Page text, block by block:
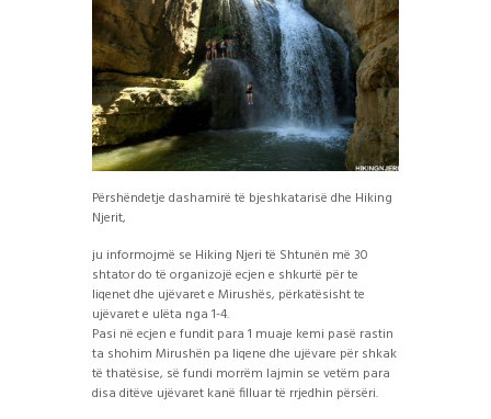
Përshëndetje dashamirë të bjeshkatarisë dhe Hiking
Njerit,
ju informojmë se Hiking Njeri të Shtunën më 30
shtator do të organizojë ecjen e shkurtë për te
liqenet dhe ujëvaret e Mirushës, përkatësisht te
ujëvaret e ulëta nga 1-4.
Pasi në ecjen e fundit para 1 muaje kemi pasë rastin
ta shohim Mirushën pa liqene dhe ujëvare për shkak
të thatësise, së fundi morrëm lajmin se vetëm para
disa ditëve ujëvaret kanë filluar të rrjedhin përsëri.